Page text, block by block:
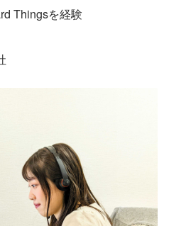
Thingsを経験